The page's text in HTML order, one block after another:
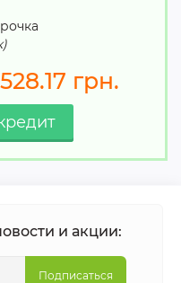
грн.
и акции:
Подписаться